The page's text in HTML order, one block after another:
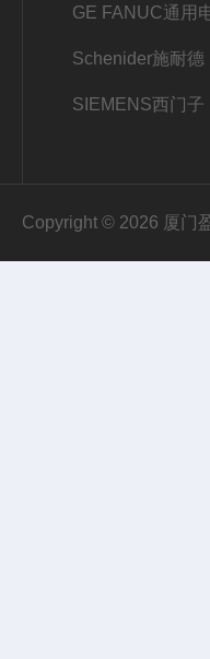
GE FANUC通用
Schenider施耐德
SIEMENS西门子
Copyright © 2026 厦门